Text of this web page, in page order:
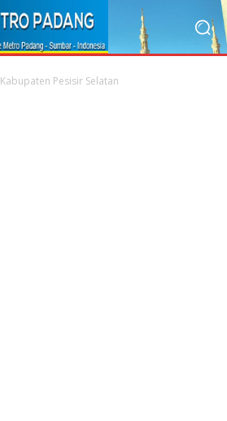
Kabupaten Pesisir Selatan